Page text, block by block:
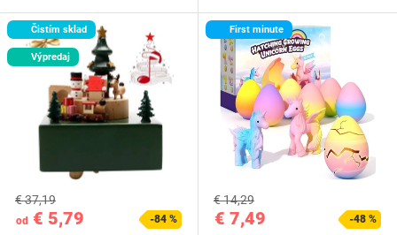
Čistím sklad
Výpredaj
od € 5,79
€ 37,19
-84 %
First minute
€ 7,49
€ 14,29
-48 %